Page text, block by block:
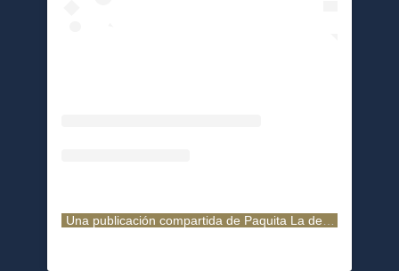
Una publicación compartida de Paquita La del Barrio (@paquitaoficialb)